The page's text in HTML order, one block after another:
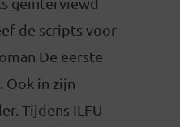
de scripts voor
De eerste
Ook in zijn
Tijdens ILFU